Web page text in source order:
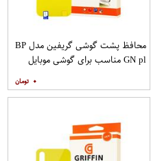
محافظ پشت گوشی گریفین مدل BP
GN pl مناسب برای گوشی موبایل
۰